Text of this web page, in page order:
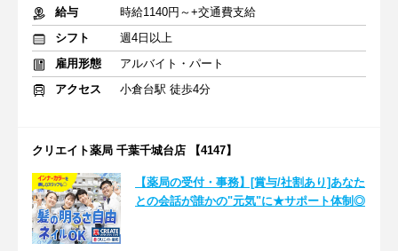
給与
時給1140円～+交通費支給
シフト
週4日以上
雇用形態
アルバイト・パート
アクセス
小倉台駅 徒歩4分
クリエイト薬局 千葉千城台店 【4147】
【薬局の受付・事務】[賞与/社割あり]あなた
との会話が誰かの"元気"に★サポート体制◎